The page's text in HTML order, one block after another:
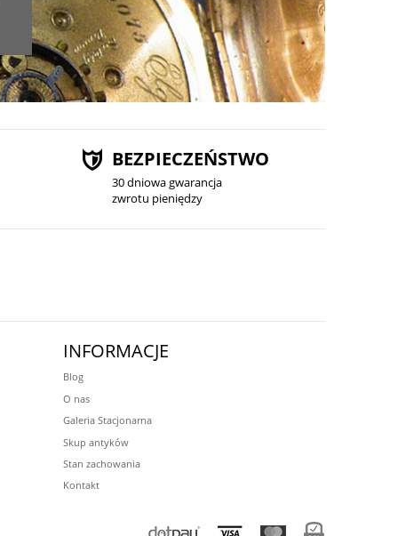
BEZPIECZEŃSTWO
30 dniowa gwarancja
zwrotu pieniędzy
INFORMACJE
Blog
O nas
Galeria Stacjonarna
Skup antyków
Stan zachowania
Kontakt